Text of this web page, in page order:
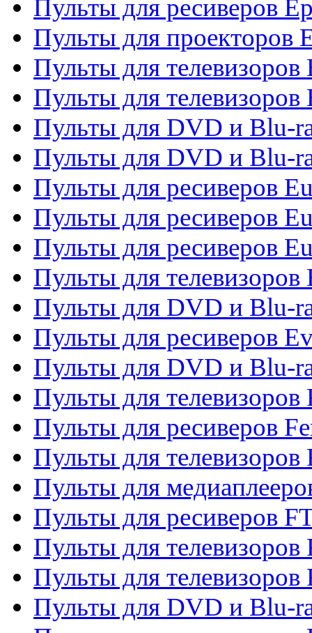
Пульты для ресиверов
Пульты для проекторов
Пульты для телевизоров
Пульты для телевизоров
Пульты для DVD и Blu-
Пульты для DVD и Blu-
Пульты для ресиверов
Пульты для ресиверов
Пульты для ресиверов
Пульты для телевизоров
Пульты для DVD и Blu-
Пульты для ресиверов
Пульты для DVD и Blu-
Пульты для телевизоров
Пульты для ресиверов
Пульты для
Пульты для
Пульты для ресиверов
Пульты для телевизоров
Пульты для телевизоров
Пульты для DVD и Blu-